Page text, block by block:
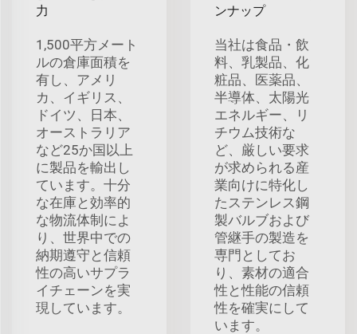
力
1,500平方メート
ルの倉庫面積を
有し、アメリ
カ、イギリス、
ドイツ、日本、
オーストラリア
など25か国以上
に製品を輸出し
ています。十分
な在庫と効率的
な物流体制によ
り、世界中での
納期遵守と信頼
性の高いサプラ
イチェーンを実
現しています。
ンナップ
当社は食品・飲
料、乳製品、化
粧品、医薬品、
半導体、太陽光
エネルギー、リ
チウム技術な
ど、厳しい要求
が求められる産
業向けに特化し
たステンレス鋼
製バルブおよび
管継手の製造を
専門としてお
り、素材の適合
性と性能の信頼
性を確実にして
います。